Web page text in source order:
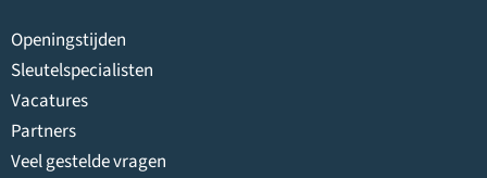
Openingstijden
Sleutelspecialisten
Vacatures
Partners
Veel gestelde vragen